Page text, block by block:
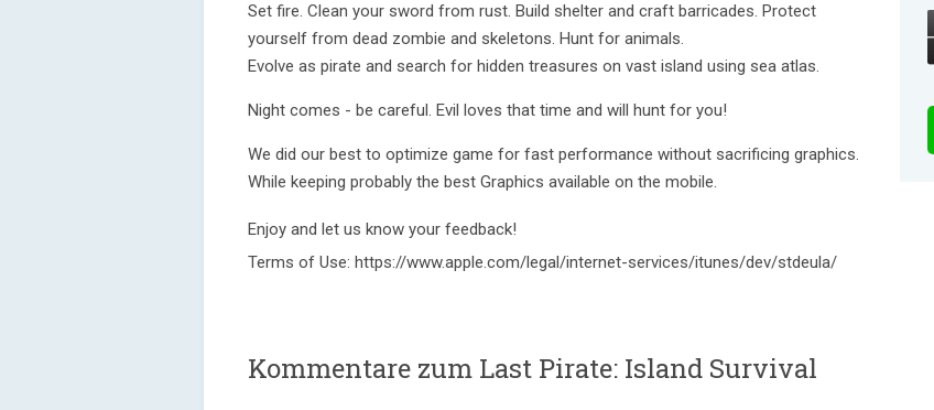
Set fire. Clean your sword from rust. Build shelter and craft barricades. Protect
yourself from dead zombie and skeletons. Hunt for animals.
Evolve as pirate and search for hidden treasures on vast island using sea atlas.
Night comes - be careful. Evil loves that time and will hunt for you!
We did our best to optimize game for fast performance without sacrificing graphics.
While keeping probably the best Graphics available on the mobile.
Enjoy and let us know your feedback!
Terms of Use: https://www.apple.com/legal/internet-services/itunes/dev/stdeula/
Kommentare zum Last Pirate: Island Survival